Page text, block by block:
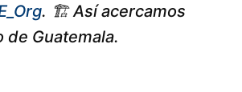
. 🏗️ Así acercamos
Guatemala.